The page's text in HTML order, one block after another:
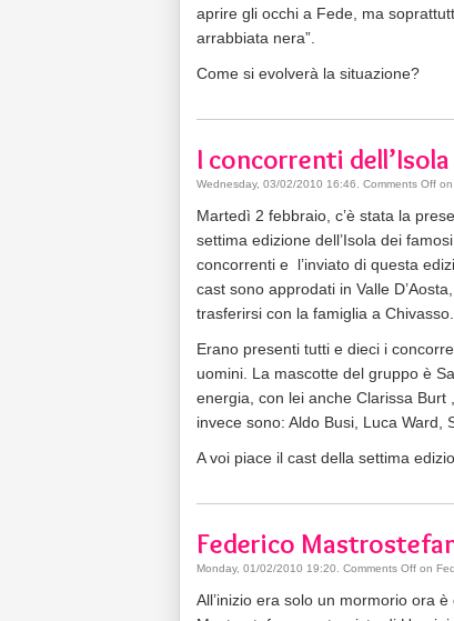
aprire gli occhi a Fede, ma
arrabbiata nera”.
Come si evolverà la situazione?
I concorrenti
Wednesday, 03/02/2010 16:46. Comments Off on
Martedì 2 febbraio, c’è stata la
settima edizione dell’Isola dei
concorrenti e l’inviato di questa
cast sono approdati in Valle
trasferirsi con la famiglia a Chivasso.
Erano presenti tutti e dieci i
uomini. La mascotte del gruppo è
energia, con lei anche Clarissa
invece sono: Aldo Busi, Luca Ward,
A voi piace il cast della settima
Federico
Monday, 01/02/2010 19:20. Comments Off on
All’inizio era solo un mormorio ora